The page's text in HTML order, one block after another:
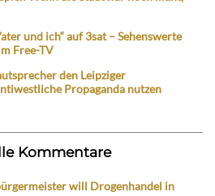
und ich“ auf 3sat – Sehenswerte
Free-TV
den Leipziger
Propaganda nutzen
Kommentare
will Drogenhandel in